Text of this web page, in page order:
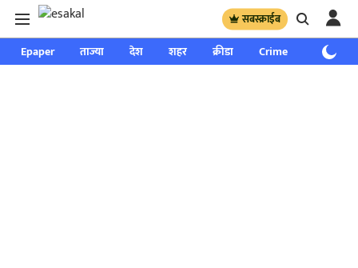
सबस्क्राईब
Epaper ताज्या देश शहर क्रीडा Crime साप्ताहिक